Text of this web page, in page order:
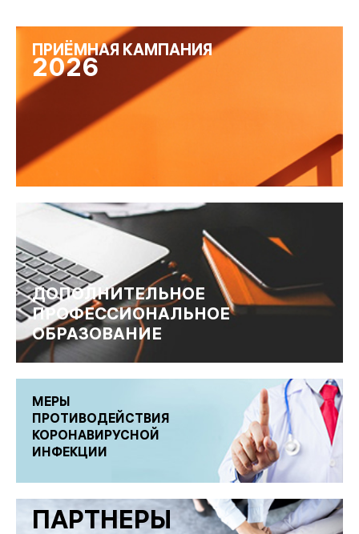
ПРИЁМНАЯ КАМПАНИЯ
2026
ДОПОЛНИТЕЛЬНОЕ
ПРОФЕССИОНАЛЬНОЕ
ОБРАЗОВАНИЕ
МЕРЫ
ПРОТИВОДЕЙСТВИЯ
КОРОНАВИРУСНОЙ
ИНФЕКЦИИ
ПАРТНЕРЫ